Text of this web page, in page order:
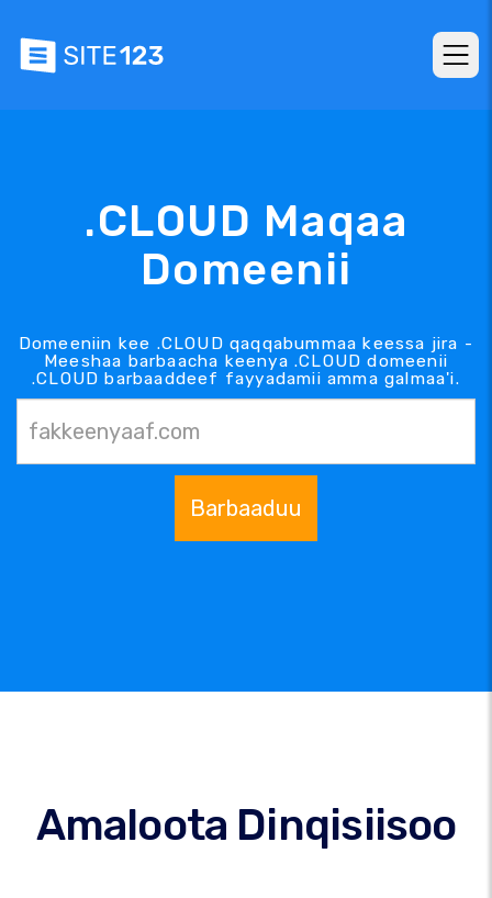
.CLOUD Maqaa
Domeenii
Domeeniin kee .CLOUD qaqqabummaa keessa jira -
Meeshaa barbaacha keenya .CLOUD domeenii
.CLOUD barbaaddeef fayyadamii amma galmaa'i.
Barbaaduu
Amaloota Dinqisiisoo